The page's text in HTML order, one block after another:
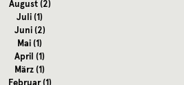
August(2)
Juli(1)
Juni(2)
Mai(1)
April (1)
März(1)